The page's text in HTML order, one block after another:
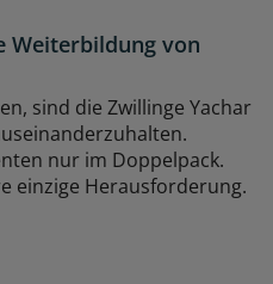
Weiterbildung von
sind die Zwillinge Yachar
nur im Doppelpack.
einzige Herausforderung.